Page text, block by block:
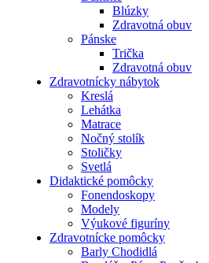
Blúzky
Zdravotná obuv
Pánske
Trička
Zdravotná obuv
Zdravotnícky nábytok
Kreslá
Lehátka
Matrace
Nočný stolík
Stoličky
Svetlá
Didaktické pomôcky
Fonendoskopy
Modely
Výukové figuríny
Zdravotnícke pomôcky
Barly Chodidlá